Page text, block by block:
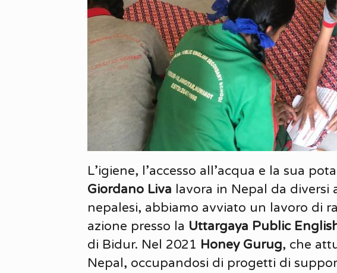
L’igiene, l’accesso all’acqua e la sua
Giordano Liva lavora in Nepal da diversi
nepalesi, abbiamo avviato un lavoro di
azione presso la Uttargaya Public
di Bidur. Nel 2021 Honey Gurug, che
Nepal, occupandosi di progetti di